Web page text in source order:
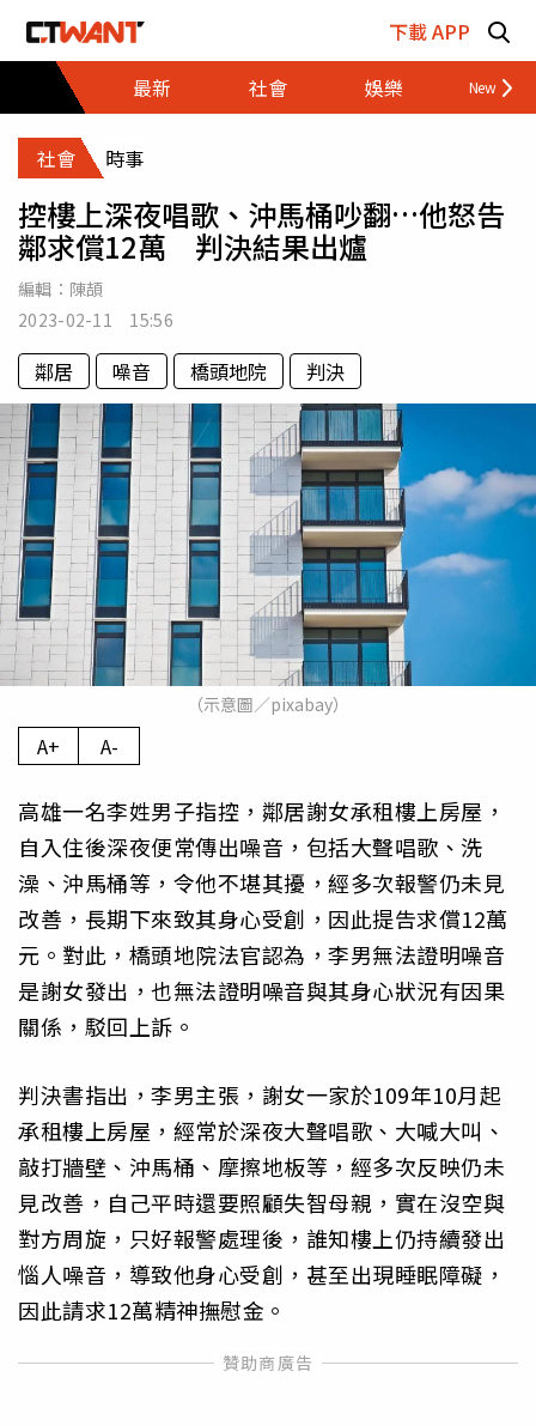
下載 APP
最新
社會 娛樂 財經
社會 時事
控樓上深夜唱歌、沖馬桶吵翻…他怒告
鄰求償12萬 判決結果出爐
編輯： 陳頡
2023-02-11 15:56
鄰居 噪音 橋頭地院 判決
（示意圖／pixabay）
A+ A-
高雄一名李姓男子指控，鄰居謝女承租樓上房屋，
自入住後深夜便常傳出噪音，包括大聲唱歌、洗
澡、沖馬桶等，令他不堪其擾，經多次報警仍未見
改善，長期下來致其身心受創，因此提告求償12萬
元。對此，橋頭地院法官認為，李男無法證明噪音
是謝女發出，也無法證明噪音與其身心狀況有因果
關係，駁回上訴。
判決書指出，李男主張，謝女一家於109年10月起
承租樓上房屋，經常於深夜大聲唱歌、大喊大叫、
敲打牆壁、沖馬桶、摩擦地板等，經多次反映仍未
見改善，自己平時還要照顧失智母親，實在沒空與
對方周旋，只好報警處理後，誰知樓上仍持續發出
惱人噪音，導致他身心受創，甚至出現睡眠障礙，
因此請求12萬精神撫慰金。